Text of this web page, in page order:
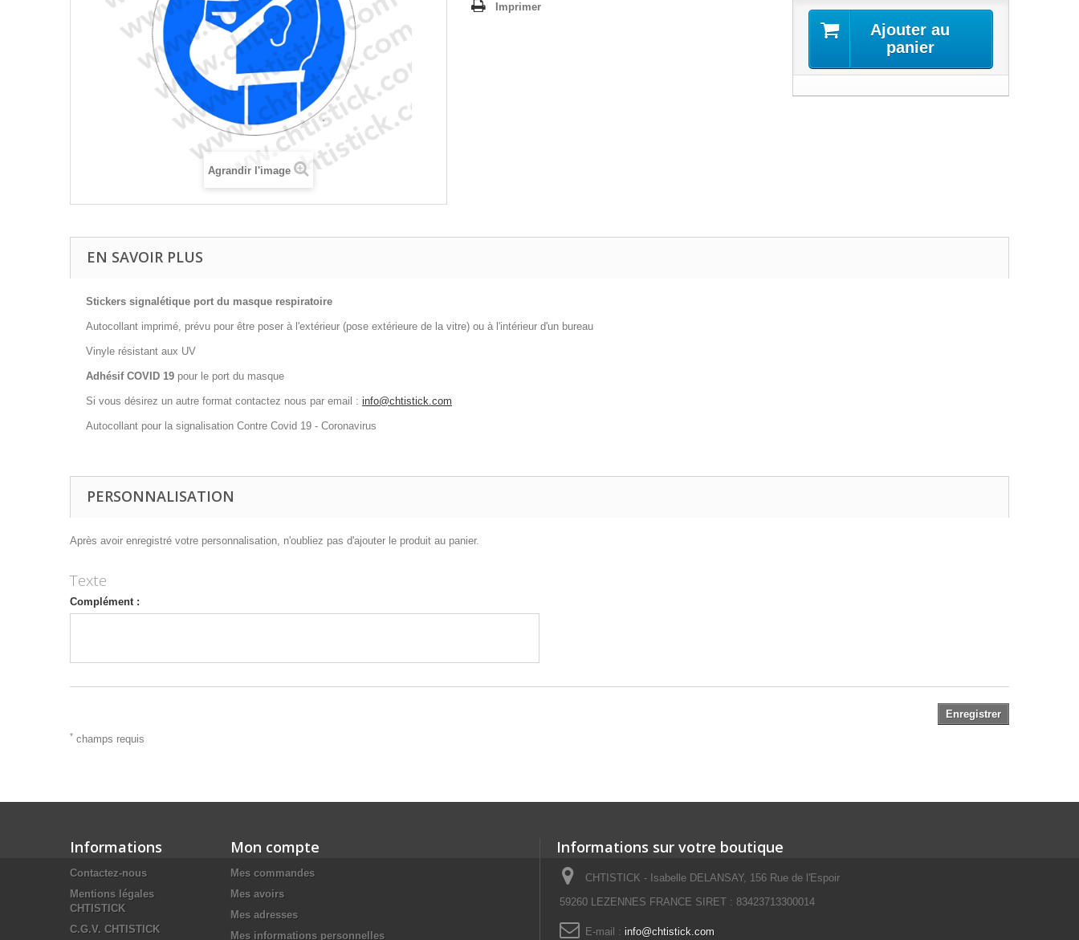
Agrandir l'image
Imprimer
Ajouter au
panier
EN SAVOIR PLUS
Stickers signalétique port du masque respiratoire
Autocollant imprimé, prévu pour être poser à l'extérieur (pose extérieure de la vitre) ou à l'intérieur d'un bureau
Vinyle résistant aux UV
Adhésif COVID 19 pour le port du masque
Si vous désirez un autre format contactez nous par email : info@chtistick.com
Autocollant pour la signalisation Contre Covid 19 - Coronavirus
PERSONNALISATION
Après avoir enregistré votre personnalisation, n'oubliez pas d'ajouter le produit au panier.
Texte
Complément :
Enregistrer
* champs requis
Informations
Contactez-nous
Mentions légales
CHTISTICK
C.G.V. CHTISTICK
Mon compte
Mes commandes
Mes avoirs
Mes adresses
Mes informations personnelles
Informations sur votre boutique
CHTISTICK - Isabelle DELANSAY, 156 Rue de l'Espoir
59260 LEZENNES FRANCE SIRET : 83423713300014
E-mail : info@chtistick.com